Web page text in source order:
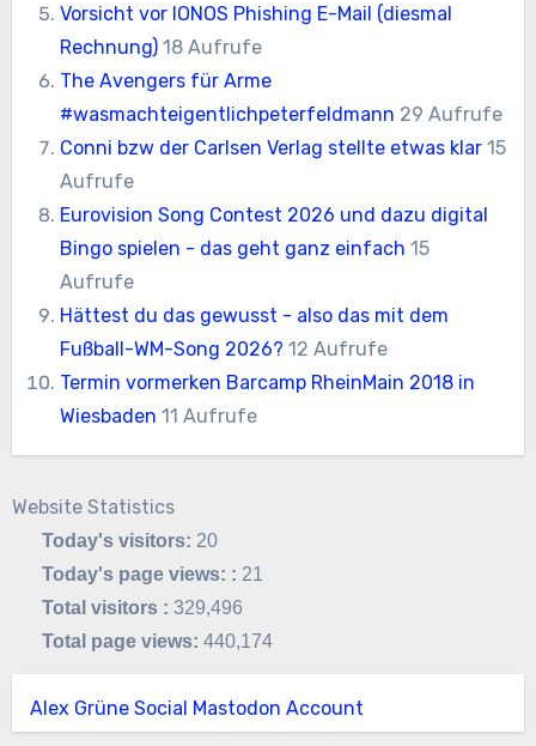
Vorsicht vor IONOS Phishing E-Mail (diesmal
Rechnung) 18 Aufrufe
The Avengers für Arme
#wasmachteigentlichpeterfeldmann 29 Aufrufe
Conni bzw der Carlsen Verlag stellte etwas klar 15
Aufrufe
Eurovision Song Contest 2026 und dazu digital
Bingo spielen - das geht ganz einfach 15
Aufrufe
Hättest du das gewusst - also das mit dem
Fußball-WM-Song 2026? 12 Aufrufe
Termin vormerken Barcamp RheinMain 2018 in
Wiesbaden 11 Aufrufe
Website Statistics
Today's visitors: 20
Today's page views: : 21
Total visitors :329,496
Total page views:440,174
Alex Grüne Social Mastodon Account